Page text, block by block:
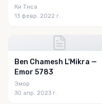
Ки Тиса
13 февр. 2022 г.
Ben Chamesh L'Mikra —
Emor 5783
Эмор
30 апр. 2023 г.